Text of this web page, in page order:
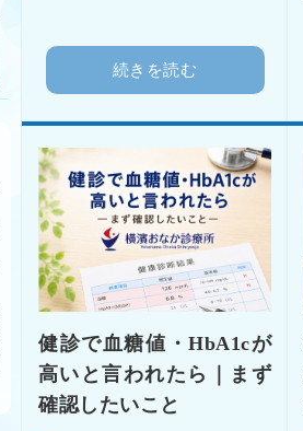
続きを読む
健診で血糖値・HbA1cが
高いと言われたら｜まず
確認したいこと